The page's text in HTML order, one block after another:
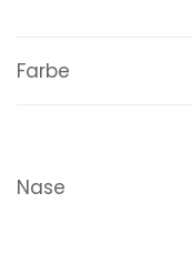
Farbe
Nase